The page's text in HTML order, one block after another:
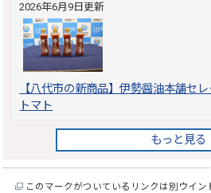
2026年6月9日更新
【八代市の新商品】伊勢醤油本舗セ
トマト
もっと見る
このマークがついているリンクは別ウイン